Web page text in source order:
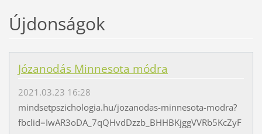
Újdonságok
Józanodás Minnesota módra
2021.03.23 16:28
mindsetpszichologia.hu/jozanodas-minnesota-modra?
fbclid=IwAR3oDA_7qQHvdDzzb_BHHBKjggVVRb5KcZyF